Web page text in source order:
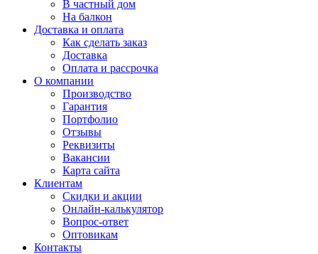
В частный дом
На балкон
Доставка и оплата
Как сделать заказ
Доставка
Оплата и рассрочка
О компании
Производство
Гарантия
Портфолио
Отзывы
Реквизиты
Вакансии
Карта сайта
Клиентам
Скидки и акции
Онлайн-калькулятор
Вопрос-ответ
Оптовикам
Контакты